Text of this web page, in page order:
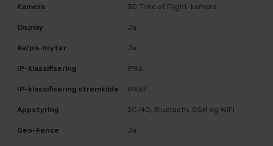
Kamera 3D Time of Flight-kamera
Display Ja
Av/på-bryter Ja
IP-klassifisering IPX6
IP-klassifisering strømkilde IPX67
Appstyring 2G/4G, Bluetooth, GSM og WiFi
Geo-Fence Ja